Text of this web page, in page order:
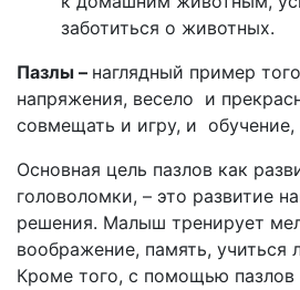
заботиться о животных.
Пазлы – наглядный пример
напряжения, весело и
совмещать и игру, и обучение,
Основная цель пазлов как
головоломки, – это развитие
решения. Малыш тренирует
воображение, память, учиться
Кроме того, с помощью пазлов